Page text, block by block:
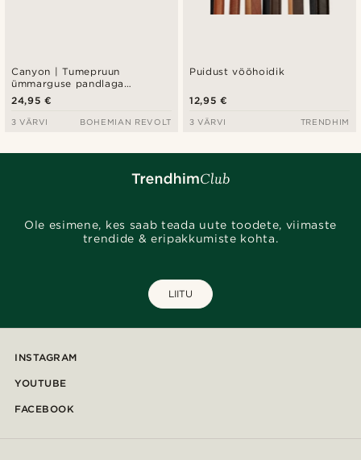
Canyon | Tumepruun
ümmarguse pandlaga
veganseemisnahast vöö
24,95 €
3 VÄRVI BOHEMIAN REVOLT
Puidust vööhoidik
12,95 €
3 VÄRVI TRENDHIM
Ole esimene, kes saab teada uute toodete, viimaste
trendide & eripakkumiste kohta.
LIITU
INSTAGRAM
YOUTUBE
FACEBOOK